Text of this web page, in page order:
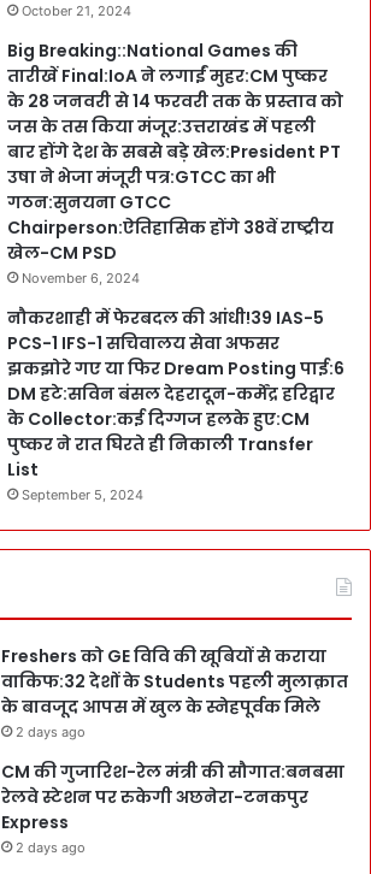
October 21, 2024
Big Breaking::National Games की
तारीखें Final:IoA ने लगाईं मुहर:CM पुष्कर
के 28 जनवरी से 14 फरवरी तक के प्रस्ताव को
जस के तस किया मंजूर:उत्तराखंड में पहली
बार होंगे देश के सबसे बड़े खेल:President PT
उषा ने भेजा मंजूरी पत्र:GTCC का भी
गठन:सुनयना GTCC
Chairperson:ऐतिहासिक होंगे 38वें राष्ट्रीय
खेल-CM PSD
November 6, 2024
नौकरशाही में फेरबदल की आंधी!39 IAS-5
PCS-1 IFS-1 सचिवालय सेवा अफसर
झकझोरे गए या फिर Dream Posting पाई:6
DM हटे:सविन बंसल देहरादून-कर्मेंद्र हरिद्वार
के Collector:कई दिग्गज हलके हुए:CM
पुष्कर ने रात घिरते ही निकाली Transfer
List
September 5, 2024
Freshers को GE विवि की खूबियों से कराया
वाकिफ:32 देशों के Students पहली मुलाक़ात
के बावजूद आपस में खुल के स्नेहपूर्वक मिले
2 days ago
CM की गुजारिश-रेल मंत्री की सौगात:बनबसा
रेलवे स्टेशन पर रुकेगी अछनेरा-टनकपुर
Express
2 days ago